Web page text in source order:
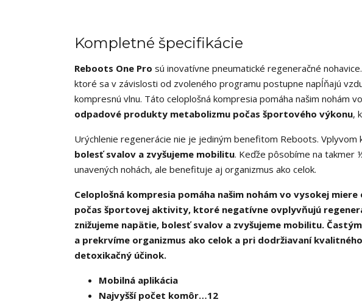
Kompletné špecifikácie
Reboots One Pro sú inovatívne pneumatické regeneračné
ktoré sa v závislosti od zvoleného programu postupne napĺňajú
kompresnú vlnu. Táto celoplošná kompresia pomáha našim nohám
odpadové produkty metabolizmu počas športového výkonu,
Urýchlenie regenerácie nie je jediným benefitom Reboots. Vplyvom
bolesť svalov a zvyšujeme mobilitu. Keďže pôsobíme na takmer
unavených nohách, ale benefituje aj organizmus ako celok.
Celoplošná kompresia pomáha našim nohám vo vysokej
počas športovej aktivity, ktoré negatívne ovplyvňujú
znižujeme napätie, bolesť svalov a zvyšujeme mobilitu.
a prekrvíme organizmus ako celok a pri dodržiavaní
detoxikačný účinok.
Mobilná aplikácia
Najvyšší počet komôr…12